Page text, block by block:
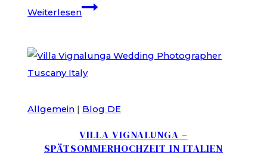
Weiterlesen
Mallorca
Bohemian
Love
Allgemein | Blog DE
VILLA VIGNALUNGA –
SPÄTSOMMERHOCHZEIT IN ITALIEN